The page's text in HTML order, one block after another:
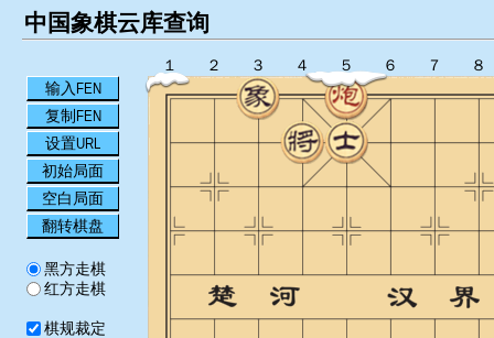
中国象棋云库查询
输入FEN
复制FEN
设置URL
初始局面
空白局面
翻转棋盘
黑方走棋
红方走棋
棋规裁定
１ ２ ３ ４ ５ ６ ７ ８